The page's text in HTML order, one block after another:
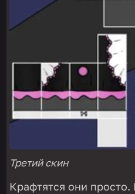
Третий скин
Крафтятся они